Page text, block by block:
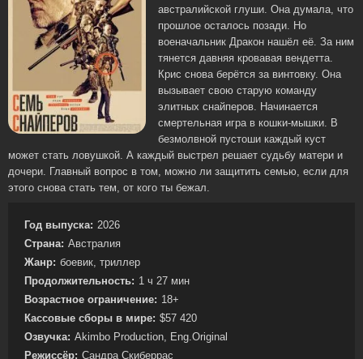
австралийской глуши. Она думала, что
прошлое осталось позади. Но
военачальник Дракон нашёл её. За ним
тянется давняя кровавая вендетта.
Крис снова берётся за винтовку. Она
вызывает свою старую команду
элитных снайперов. Начинается
смертельная игра в кошки-мышки. В
безмолвной пустоши каждый куст
может стать ловушкой. А каждый выстрел решает судьбу матери и
дочери. Главный вопрос в том, можно ли защитить семью, если для
этого снова стать тем, от кого ты бежал.
Год выпуска: 2026
Страна: Австралия
Жанр: боевик, триллер
Продолжительность: 1 ч 27 мин
Возрастное ограничение: 18+
Кассовые сборы в мире: $57 420
Озвучка: Akimbo Production, Eng.Original
Режиссёр: Сандра Скиберрас